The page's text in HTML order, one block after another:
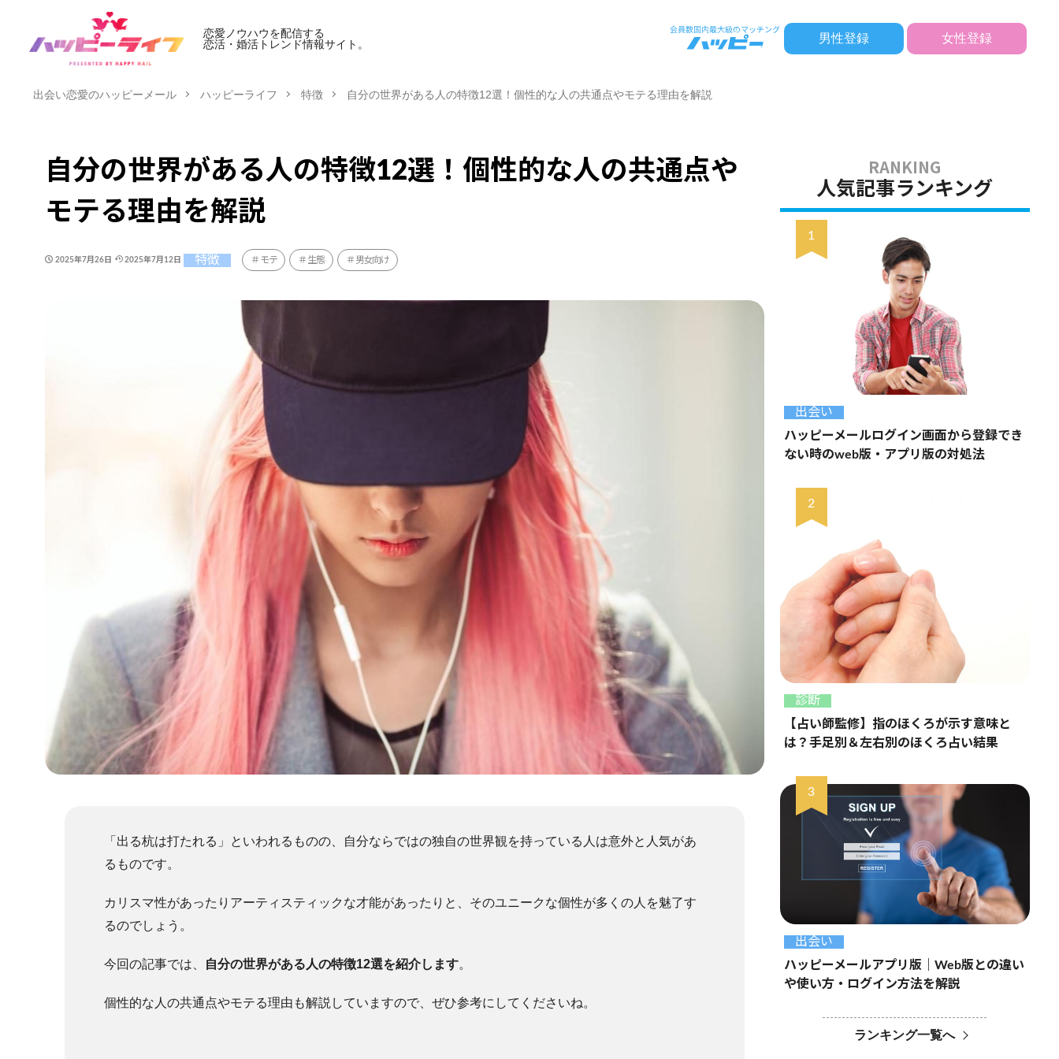
恋愛ノウハウを配信する
恋活・婚活トレンド情報サイト。
男性登録 女性登録
出会い恋愛のハッピーメール ハッピーライフ 特徴 自分の世界がある人の特徴12選！個性的な人の共通点やモテる理由を解説
自分の世界がある人の特徴12選！個性的な人の共通点や
モテる理由を解説
2025年7月26日 2025年7月12日 特徴 モテ 生態 男女向け
「出る杭は打たれる」といわれるものの、自分ならではの独自の世界観を持っている人は意外と人気があ
るものです。
カリスマ性があったりアーティスティックな才能があったりと、そのユニークな個性が多くの人を魅了す
るのでしょう。
今回の記事では、 自分の世界がある人の特徴12選を紹介します。
個性的な人の共通点やモテる理由も解説していますので、ぜひ参考にしてくださいね。
人気記事ランキング
出会い
ハッピーメールログイン画面から登録でき
ない時のweb版・アプリ版の対処法
診断
【占い師監修】指のほくろが示す意味と
は？手足別＆左右別のほくろ占い結果
出会い
ハッピーメールアプリ版｜Web版との違い
や使い方・ログイン方法を解説
ランキング一覧へ